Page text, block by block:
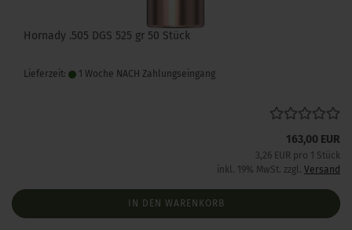
Hornady .505 DGS 525 gr 50 Stück
Lieferzeit: 1 Woche NACH Zahlungseingang
163,00 EUR
3,26 EUR pro 1 Stück
inkl. 19% MwSt. zzgl. Versand
IN DEN WARENKORB